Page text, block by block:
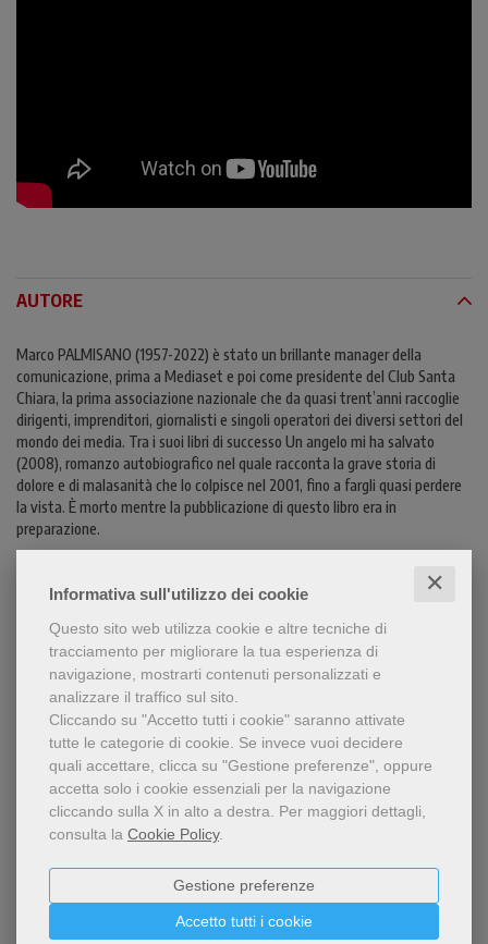
Informativa sull'utilizzo dei cookie ✕
Questo sito web utilizza cookie e altre tecniche di
tracciamento per migliorare la tua esperienza di
navigazione, mostrarti contenuti personalizzati e
analizzare il traffico sul sito.
Cliccando su "Accetto tutti i cookie" saranno attivate
tutte le categorie di cookie. Se invece vuoi decidere
quali accettare, clicca su "Gestione preferenze", oppure
accetta solo i cookie essenziali per la navigazione
cliccando sulla X in alto a destra. Per maggiori dettagli,
consulta la Cookie Policy.
Accetto tutti i cookie
Gestione preferenze
AUTORE
Marco PALMISANO (1957-2022) è stato un brillante manager della
comunicazione, prima a Mediaset e poi come presidente del Club Santa
Chiara, la prima associazione nazionale che da quasi trent’anni raccoglie
dirigenti, imprenditori, giornalisti e singoli operatori dei diversi settori del
mondo dei media. Tra i suoi libri di successo Un angelo mi ha salvato
(2008), romanzo autobiografico nel quale racconta la grave storia di
dolore e di malasanità che lo colpisce nel 2001, fino a fargli quasi perdere
la vista. È morto mentre la pubblicazione di questo libro era in
preparazione.
LEGGI UN ESTRATTO
RASSEGNA STAMPA
CONTENUTI
Condividi